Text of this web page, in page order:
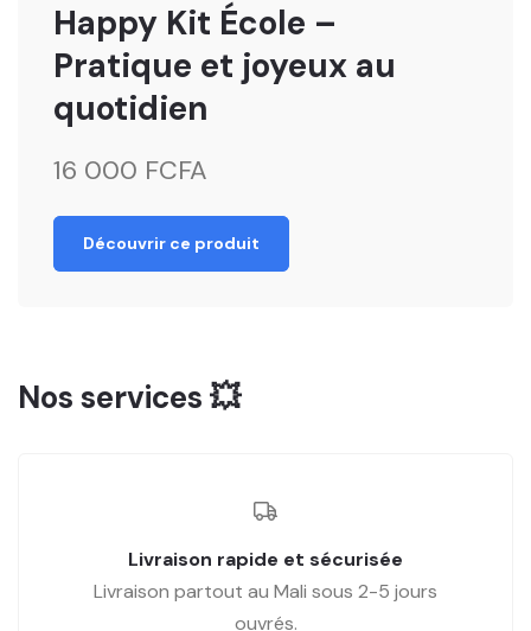
Happy Kit École –
Pratique et joyeux au
quotidien
16 000 FCFA
Découvrir ce produit
Nos services 💥
Livraison rapide et sécurisée
Livraison partout au Mali sous 2-5 jours
ouvrés.